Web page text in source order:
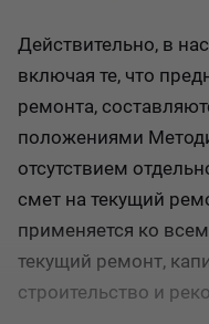
Действительно, в
включая те, что
ремонта,
положениями
отсутствием
смет на текущий
применяется ко
текущий ремонт,
строительство и